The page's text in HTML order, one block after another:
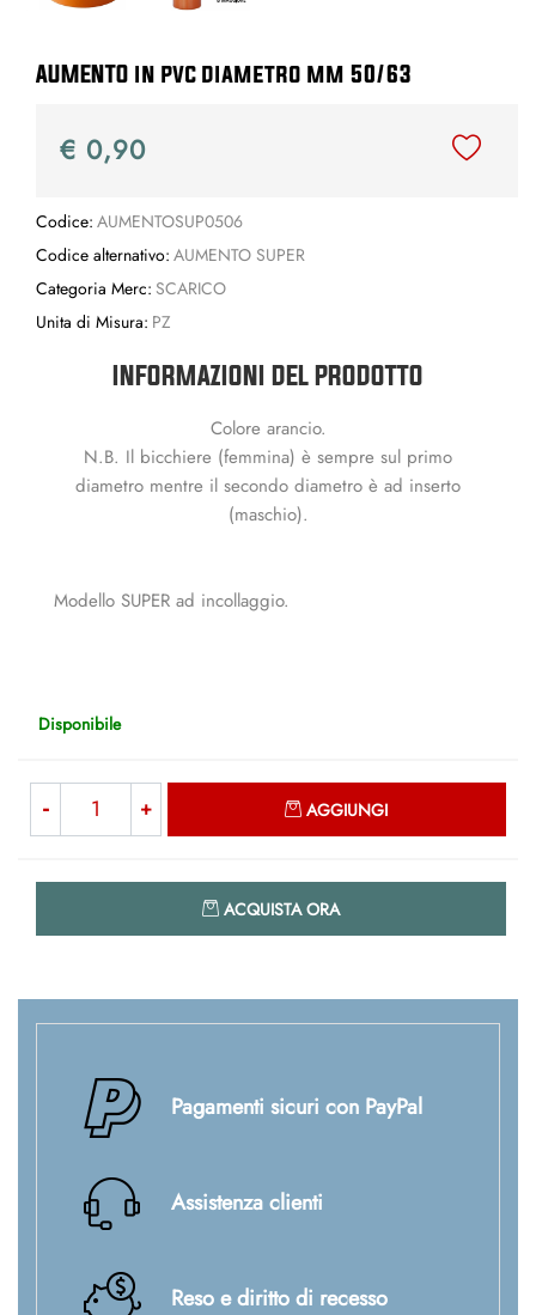
AUMENTO in pvc diametro mm 50/63
€ 0,90
Codice: AUMENTOSUP0506
Codice alternativo: AUMENTO SUPER
Categoria Merc: SCARICO
Unita di Misura: PZ
INFORMAZIONI DEL PRODOTTO
Colore arancio.
N.B. Il bicchiere (femmina) è sempre sul primo
diametro mentre il secondo diametro è ad inserto
(maschio).
Modello SUPER ad incollaggio.
Disponibile
AGGIUNGI
ACQUISTA ORA
Pagamenti sicuri con PayPal
Assistenza clienti
Reso e diritto di recesso